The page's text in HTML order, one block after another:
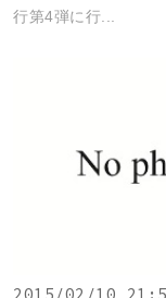
行第4弾に行...